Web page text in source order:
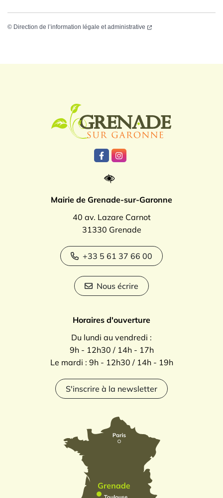
© Direction de l’information légale et administrative
Lien vers le compte Facebook
Lien vers le compte
Mairie de Grenade-sur-Garonne
40 av. Lazare Carnot
31330 Grenade
+33 5 61 37 66 00
Nous écrire
Horaires d'ouverture
Du lundi au vendredi :
9h - 12h30 / 14h - 17h
Le mardi : 9h - 12h30 / 14h - 19h
S'inscrire à la newsletter